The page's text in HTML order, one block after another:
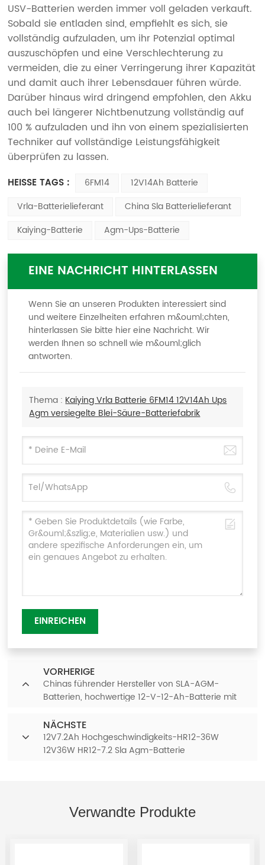
USV-Batterien werden immer voll geladen verkauft.
Sobald sie entladen sind, empfiehlt es sich, sie
vollständig aufzuladen, um ihr Potenzial optimal
auszuschöpfen und eine Verschlechterung zu
vermeiden, die zu einer Verringerung ihrer Kapazität
und damit auch ihrer Lebensdauer führen würde.
Darüber hinaus wird dringend empfohlen, den Akku
auch bei längerer Nichtbenutzung vollständig auf
100 % aufzuladen und ihn von einem spezialisierten
Techniker auf vollständige Leistungsfähigkeit
überprüfen zu lassen.
HEISSE TAGS : 6FM14
12V14Ah Batterie
Vrla-Batterielieferant
China Sla Batterielieferant
Kaiying-Batterie
Agm-Ups-Batterie
EINE NACHRICHT HINTERLASSEN
Wenn Sie an unseren Produkten interessiert sind
und weitere Einzelheiten erfahren m&ouml;chten,
hinterlassen Sie bitte hier eine Nachricht. Wir
werden Ihnen so schnell wie m&ouml;glich
antworten.
Thema :Kaiying Vrla Batterie 6FM14 12V14Ah Ups
Agm versiegelte Blei-Säure-Batteriefabrik
EINREICHEN
VORHERIGE
Chinas führender Hersteller von SLA-AGM-
Batterien, hochwertige 12-V-12-Ah-Batterie mit
NÄCHSTE
12V7.2Ah Hochgeschwindigkeits-HR12-36W
12V36W HR12-7.2 Sla Agm-Batterie
Verwandte Produkte